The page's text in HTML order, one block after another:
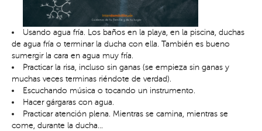
Usando agua fría. Los baños en la playa, en la piscina, duchas
de agua fría o terminar la ducha con ella. También es bueno
sumergir la cara en agua muy fría.
Practicar la risa, incluso sin ganas (se empieza sin ganas y
muchas veces terminas riéndote de verdad).
Escuchando música o tocando un instrumento.
Hacer gárgaras con agua.
Practicar atención plena. Mientras se camina, mientras se
come, durante la ducha…